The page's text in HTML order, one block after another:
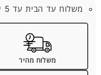
משלוח עד הבית עד 5 ימי עסקים.
משלוח מהיר